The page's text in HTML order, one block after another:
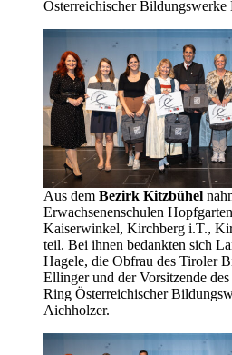
Österreichischer
Aus dem Bezirk Kitzbühel
Erwachsenenschulen
Kaiserwinkel, Kirchberg i.T.,
teil. Bei ihnen bedankten sich
Hagele, die Obfrau des Tiroler
Ellinger und der Vorsitzende
Ring Österreichischer
Aichholzer.